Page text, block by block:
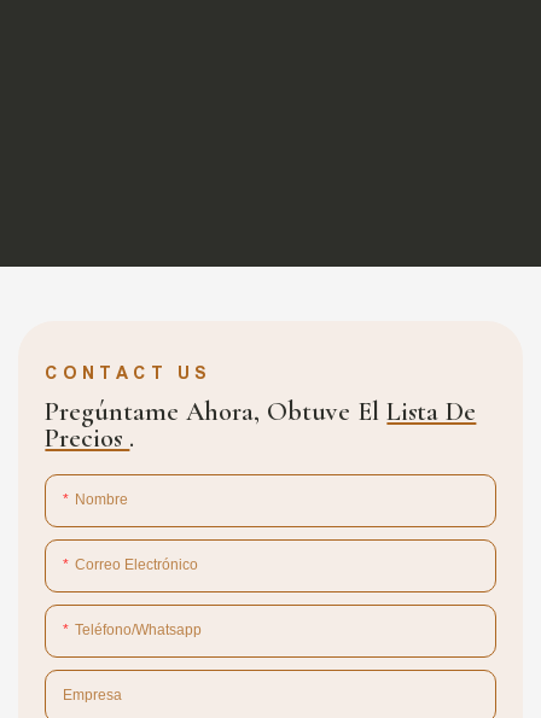
CONTACT US
Pregúntame Ahora, Obtuve ElLista De
Precios .
Nombre
Correo Electrónico
Teléfono/whatsapp
Empresa